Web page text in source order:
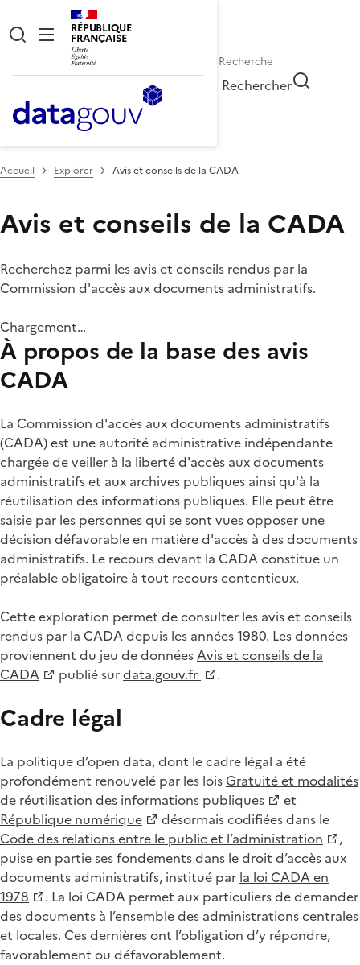
RÉPUBLIQUE
FRANÇAISE
Rechercher
Accueil Explorer Avis et conseils de la CADA
Avis et conseils de la CADA
Recherchez parmi les avis et conseils rendus par la
Commission d'accès aux documents administratifs.
Chargement…
À propos de la base des avis
CADA
La Commission d'accès aux documents administratifs
(CADA) est une autorité administrative indépendante
chargée de veiller à la liberté d'accès aux documents
administratifs et aux archives publiques ainsi qu'à la
réutilisation des informations publiques. Elle peut être
saisie par les personnes qui se sont vues opposer une
décision défavorable en matière d'accès à des documents
administratifs. Le recours devant la CADA constitue un
préalable obligatoire à tout recours contentieux.
Cette exploration permet de consulter les avis et conseils
rendus par la CADA depuis les années 1980. Les données
proviennent du jeu de donnéesAvis et conseils de la
CADA
publié surdata.gouv.fr .
Cadre légal
La politique d’open data, dont le cadre légal a été
profondément renouvelé par les loisGratuité et modalités
de réutilisation des informations publiques
et
République numérique
désormais codifiées dans le
Code des relations entre le public et l’administration
,
puise en partie ses fondements dans le droit d’accès aux
documents administratifs, institué par la loi CADA en
1978
. La loi CADA permet aux particuliers de demander
des documents à l’ensemble des administrations centrales
et locales. Ces dernières ont l’obligation d’y répondre,
favorablement ou défavorablement.